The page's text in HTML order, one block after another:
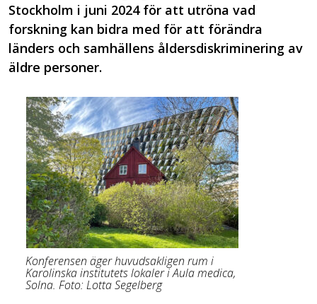
Stockholm i juni 2024 för att utröna vad
forskning kan bidra med för att förändra
länders och samhällens åldersdiskriminering av
äldre personer.
Konferensen äger huvudsakligen rum i
Karolinska institutets lokaler i Aula medica,
Solna. Foto: Lotta Segelberg